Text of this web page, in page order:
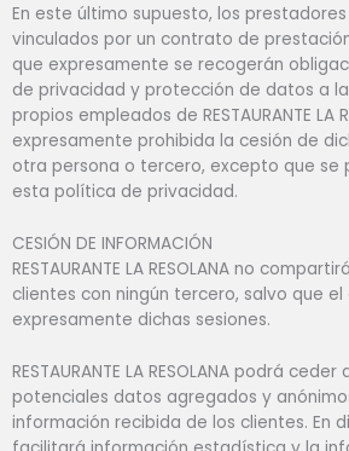
En este último supuesto, los
vinculados por un contrato de
que expresamente se recogerán
de privacidad y protección de datos a
propios empleados de RESTAURANTE LA
expresamente prohibida la cesión de
otra persona o tercero, excepto que se
esta política de privacidad.
CESIÓN DE INFORMACIÓN
RESTAURANTE LA RESOLANA no
clientes con ningún tercero, salvo que
expresamente dichas sesiones.
RESTAURANTE LA RESOLANA podrá
potenciales datos agregados y
información recibida de los clientes. En